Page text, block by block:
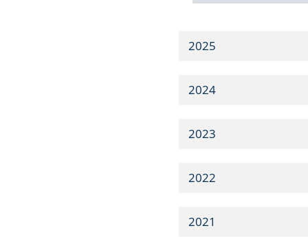
2025
2024
2023
2022
2021